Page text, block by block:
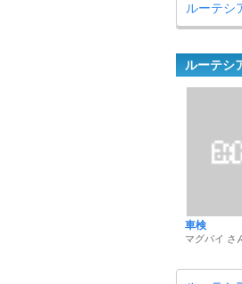
ルーテシ
ルーテシ
車検
マグパイ さ